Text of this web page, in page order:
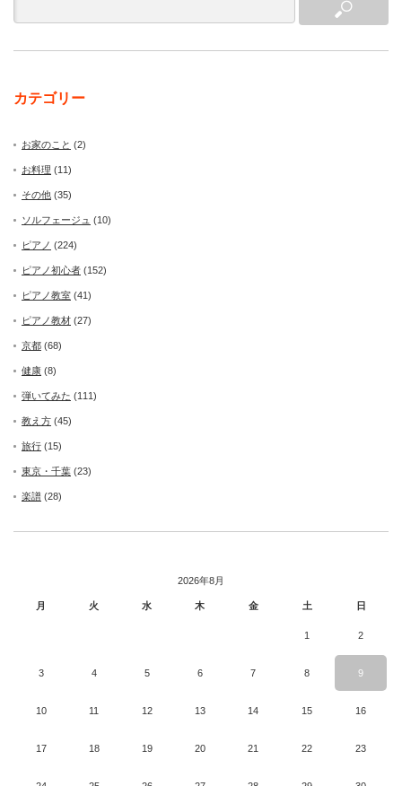
カテゴリー
お家のこと (2)
お料理 (11)
その他 (35)
ソルフェージュ (10)
ピアノ (224)
ピアノ初心者 (152)
ピアノ教室 (41)
ピアノ教材 (27)
京都 (68)
健康 (8)
弾いてみた (111)
教え方 (45)
旅行 (15)
東京・千葉 (23)
楽譜 (28)
2026年8月
月 火 水 木 金 土 日
1 2
3 4 5 6 7 8 9
10 11 12 13 14 15 16
17 18 19 20 21 22 23